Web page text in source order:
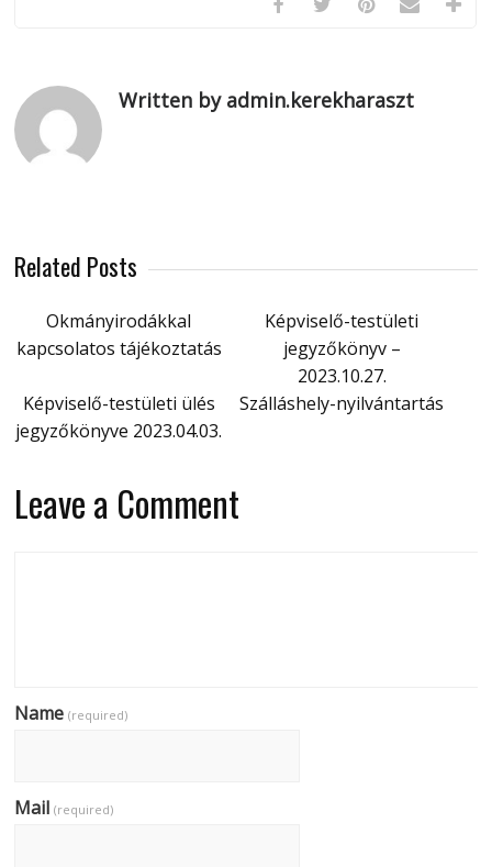
Written by admin.kerekharaszt
Related Posts
Okmányirodákkal
kapcsolatos tájékoztatás
Képviselő-testületi
jegyzőkönyv –
2023.10.27.
Képviselő-testületi ülés
jegyzőkönyve 2023.04.03.
Szálláshely-nyilvántartás
Leave a Comment
Name(required)
Mail(required)